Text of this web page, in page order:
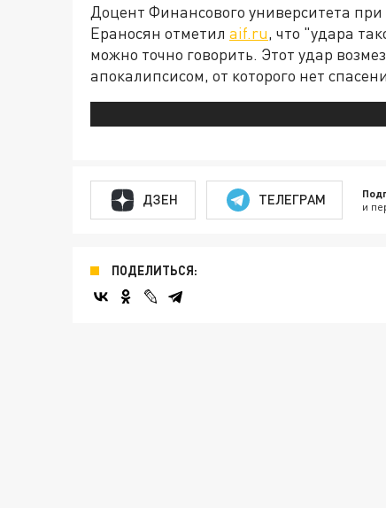
Доцент Финансового университета
Ераносян отметил aif.ru, что "удара
можно точно говорить. Этот удар
апокалипсисом, от которого нет
ДЗЕН ТЕЛЕГРАМ и
ПОДЕЛИТЬСЯ: